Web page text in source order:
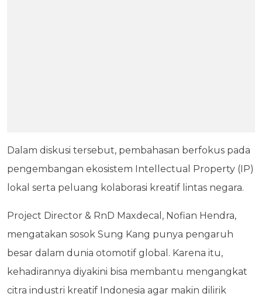
Dalam diskusi tersebut, pembahasan berfokus pada
pengembangan ekosistem Intellectual Property (IP)
lokal serta peluang kolaborasi kreatif lintas negara.
Project Director & RnD Maxdecal, Nofian Hendra,
mengatakan sosok Sung Kang punya pengaruh
besar dalam dunia otomotif global. Karena itu,
kehadirannya diyakini bisa membantu mengangkat
citra industri kreatif Indonesia agar makin dilirik